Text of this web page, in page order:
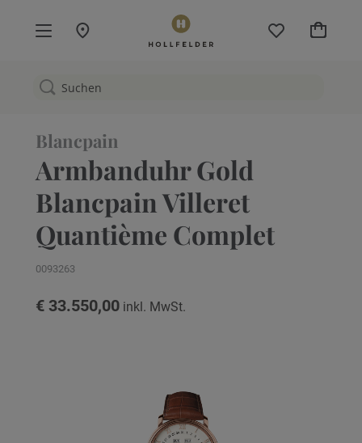
Mein
Blancpain
Armbanduhr Gold
Blancpain Villeret
Quantième Complet
0093263
€ 33.550,00